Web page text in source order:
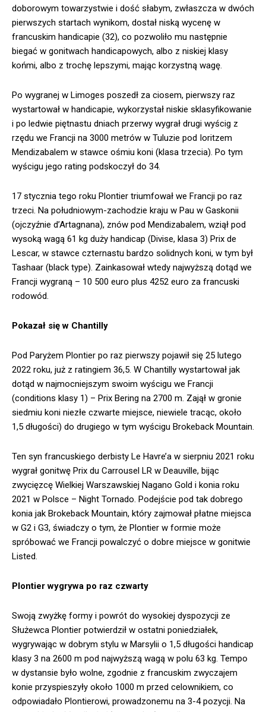
doborowym towarzystwie i dość słabym, zwłaszcza w dwóch
pierwszych startach wynikom, dostał niską wycenę w
francuskim handicapie (32), co pozwoliło mu następnie
biegać w gonitwach handicapowych, albo z niskiej klasy
końmi, albo z trochę lepszymi, mając korzystną wagę.
Po wygranej w Limoges poszedł za ciosem, pierwszy raz
wystartował w handicapie, wykorzystał niskie sklasyfikowanie
i po ledwie piętnastu dniach przerwy wygrał drugi wyścig z
rzędu we Francji na 3000 metrów w Tuluzie pod Ioritzem
Mendizabalem w stawce ośmiu koni (klasa trzecia). Po tym
wyścigu jego rating podskoczył do 34.
17 stycznia tego roku Plontier triumfował we Francji po raz
trzeci. Na południowym-zachodzie kraju w Pau w Gaskonii
(ojczyźnie d’Artagnana), znów pod Mendizabalem, wziął pod
wysoką wagą 61 kg duży handicap (Divise, klasa 3) Prix de
Lescar, w stawce czternastu bardzo solidnych koni, w tym był
Tashaar (black type). Zainkasował wtedy najwyższą dotąd we
Francji wygraną – 10 500 euro plus 4252 euro za francuski
rodowód.
Pokazał się w Chantilly
Pod Paryżem Plontier po raz pierwszy pojawił się 25 lutego
2022 roku, już z ratingiem 36,5. W Chantilly wystartował jak
dotąd w najmocniejszym swoim wyścigu we Francji
(conditions klasy 1) – Prix Bering na 2700 m. Zajął w gronie
siedmiu koni niezłe czwarte miejsce, niewiele tracąc, około
1,5 długości) do drugiego w tym wyścigu Brokeback Mountain.
Ten syn francuskiego derbisty Le Havre’a w sierpniu 2021 roku
wygrał gonitwę Prix du Carrousel LR w Deauville, bijąc
zwycięzcę Wielkiej Warszawskiej Nagano Gold i konia roku
2021 w Polsce – Night Tornado. Podejście pod tak dobrego
konia jak Brokeback Mountain, który zajmował płatne miejsca
w G2 i G3, świadczy o tym, że Plontier w formie może
spróbować we Francji powalczyć o dobre miejsce w gonitwie
Listed.
Plontier wygrywa po raz czwarty
Swoją zwyżkę formy i powrót do wysokiej dyspozycji ze
Służewca Plontier potwierdził w ostatni poniedziałek,
wygrywając w dobrym stylu w Marsylii o 1,5 długości handicap
klasy 3 na 2600 m pod najwyższą wagą w polu 63 kg. Tempo
w dystansie było wolne, zgodnie z francuskim zwyczajem
konie przyspieszyły około 1000 m przed celownikiem, co
odpowiadało Plontierowi, prowadzonemu na 3-4 pozycji. Na